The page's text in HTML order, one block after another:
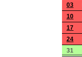
03
10
17
24
31